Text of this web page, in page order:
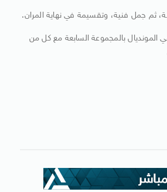
ثم جمل فنية، وتقسيمة في نهاية المران.
بالمجموعة السابعة مع كل من